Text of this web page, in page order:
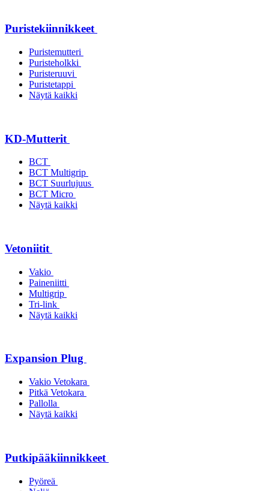
Puristekiinnikkeet
Puristemutteri
Puristeholkki
Puristeruuvi
Puristetappi
Näytä kaikki
KD-Mutterit
BCT
BCT Multigrip
BCT Suurlujuus
BCT Micro
Näytä kaikki
Vetoniitit
Vakio
Paineniitti
Multigrip
Tri-link
Näytä kaikki
Expansion Plug
Vakio Vetokara
Pitkä Vetokara
Pallolla
Näytä kaikki
Putkipääkiinnikkeet
Pyöreä